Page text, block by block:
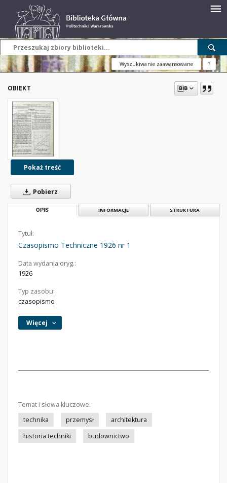
Wyszukiwanie zaawansowane ?
OBIEKT
Pokaż treść
Pobierz
OPIS INFORMACJE STRUKTURA
Tytuł:
Czasopismo Techniczne 1926 nr 1
Data wydania oryg.:
1926
Typ zasobu:
czasopismo
Więcej
Temat i słowa kluczowe:
technika
przemysł
architektura
historia techniki
budownictwo